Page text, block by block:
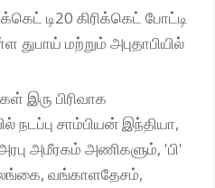
டி20 கிரிக்கெட் போட்டி
துபாய் மற்றும் அபுதாபியில்
இரு பிரிவாக
நடப்பு சாம்பியன் இந்தியா,
அமீரகம் அணிகளும், 'பி'
வங்காளதேசம்,